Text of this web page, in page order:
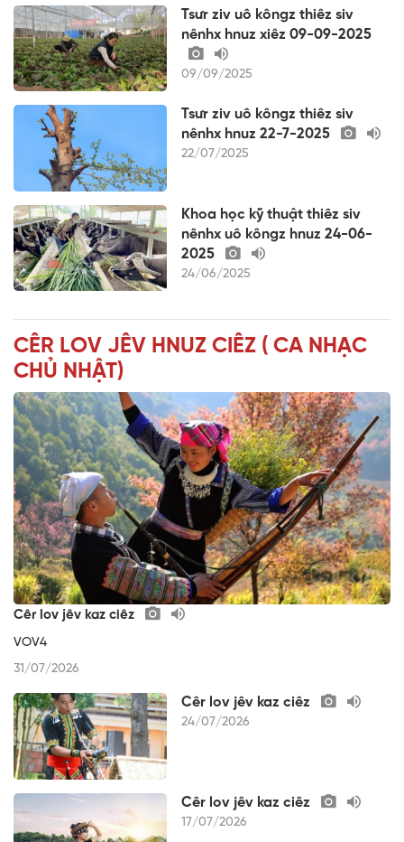
Tsưr ziv uô kôngz thiêz siv
nênhx hnuz xiêz 09-09-2025
09/09/2025
Tsưr ziv uô kôngz thiêz siv
nênhx hnuz 22-7-2025
22/07/2025
Khoa học kỹ thuật thiêz siv
nênhx uô kôngz hnuz 24-06-
2025
24/06/2025
CÊR LOV JÊV HNUZ CIÊZ ( CA NHẠC
CHỦ NHẬT)
Cêr lov jêv kaz ciêz
VOV4
31/07/2026
Cêr lov jêv kaz ciêz
24/07/2026
Cêr lov jêv kaz ciêz
17/07/2026